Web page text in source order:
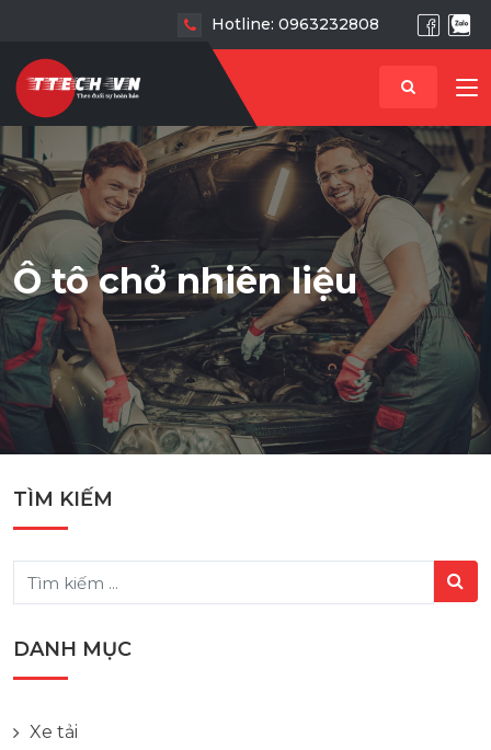
Hotline: 0963232808
Ô tô chở nhiên liệu
TÌM KIẾM
DANH MỤC
Xe tải